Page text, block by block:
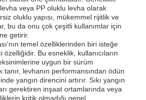
veya PP oluklu levha olarak
oluklu yapısı, mükemmel rijitlik ve
bu da onu çok çeşitli kullanımlar için
getirir.
temel özelliklerinden biri isteğe
özelliğidir. Bu esneklik, kullanıcıların
uygun bir sürüm
levhanın performansından ödün
yangın direncini artırır. Sıkı yangın
gerektiren inşaat ortamlarında veya
kritik olmadığı genel